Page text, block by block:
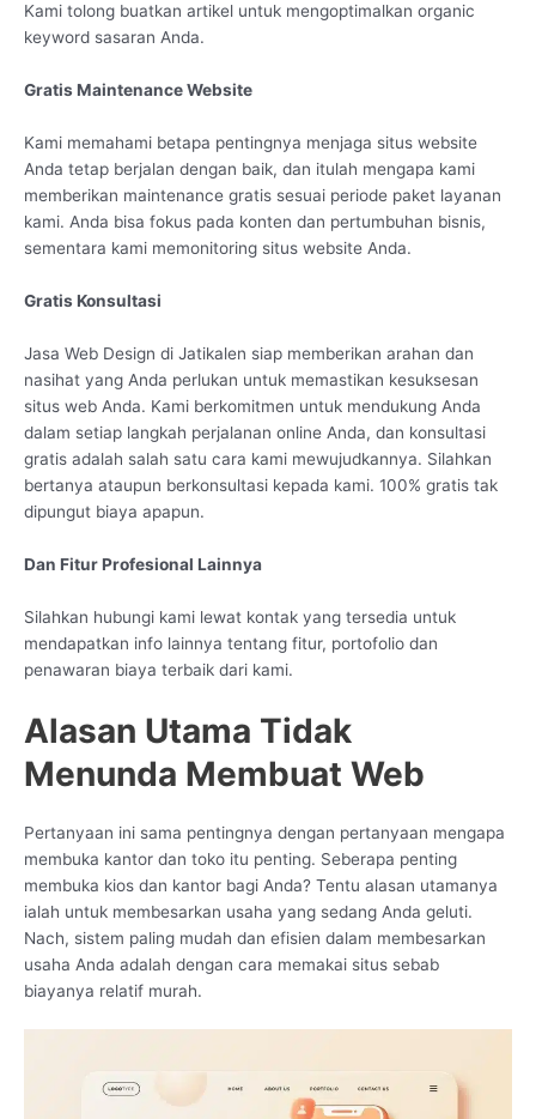
Kami tolong buatkan artikel untuk mengoptimalkan organic
keyword sasaran Anda.
Gratis Maintenance Website
Kami memahami betapa pentingnya menjaga situs website
Anda tetap berjalan dengan baik, dan itulah mengapa kami
memberikan maintenance gratis sesuai periode paket layanan
kami. Anda bisa fokus pada konten dan pertumbuhan bisnis,
sementara kami memonitoring situs website Anda.
Gratis Konsultasi
Jasa Web Design di Jatikalen siap memberikan arahan dan
nasihat yang Anda perlukan untuk memastikan kesuksesan
situs web Anda. Kami berkomitmen untuk mendukung Anda
dalam setiap langkah perjalanan online Anda, dan konsultasi
gratis adalah salah satu cara kami mewujudkannya. Silahkan
bertanya ataupun berkonsultasi kepada kami. 100% gratis tak
dipungut biaya apapun.
Dan Fitur Profesional Lainnya
Silahkan hubungi kami lewat kontak yang tersedia untuk
mendapatkan info lainnya tentang fitur, portofolio dan
penawaran biaya terbaik dari kami.
Alasan Utama Tidak
Menunda Membuat Web
Pertanyaan ini sama pentingnya dengan pertanyaan mengapa
membuka kantor dan toko itu penting. Seberapa penting
membuka kios dan kantor bagi Anda? Tentu alasan utamanya
ialah untuk membesarkan usaha yang sedang Anda geluti.
Nach, sistem paling mudah dan efisien dalam membesarkan
usaha Anda adalah dengan cara memakai situs sebab
biayanya relatif murah.